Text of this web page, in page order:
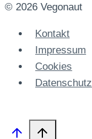
© 2026 Vegonaut
Kontakt
Impressum
Cookies
Datenschutz­